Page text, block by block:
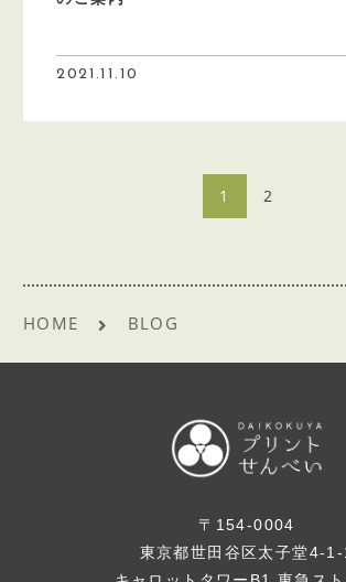
2021.11.10
1 2
HOME BLOG
〒154-0004
東京都世田谷区太子堂4-1-